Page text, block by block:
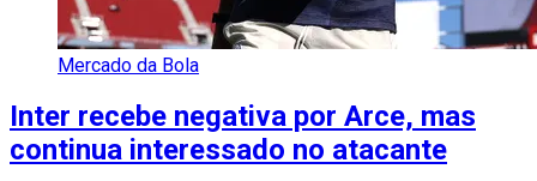
Mercado da Bola
Inter recebe negativa por Arce, mas
continua interessado no atacante